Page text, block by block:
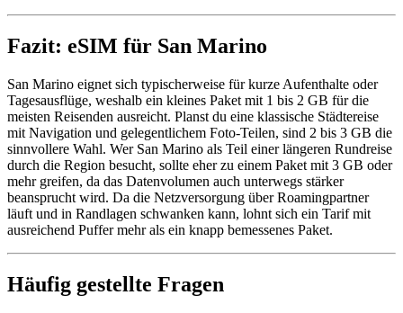
Fazit: eSIM für San Marino
San Marino eignet sich typischerweise für kurze Aufenthalte oder
Tagesausflüge, weshalb ein kleines Paket mit 1 bis 2 GB für die
meisten Reisenden ausreicht. Planst du eine klassische Städtereise
mit Navigation und gelegentlichem Foto-Teilen, sind 2 bis 3 GB die
sinnvollere Wahl. Wer San Marino als Teil einer längeren Rundreise
durch die Region besucht, sollte eher zu einem Paket mit 3 GB oder
mehr greifen, da das Datenvolumen auch unterwegs stärker
beansprucht wird. Da die Netzversorgung über Roamingpartner
läuft und in Randlagen schwanken kann, lohnt sich ein Tarif mit
ausreichend Puffer mehr als ein knapp bemessenes Paket.
Häufig gestellte Fragen